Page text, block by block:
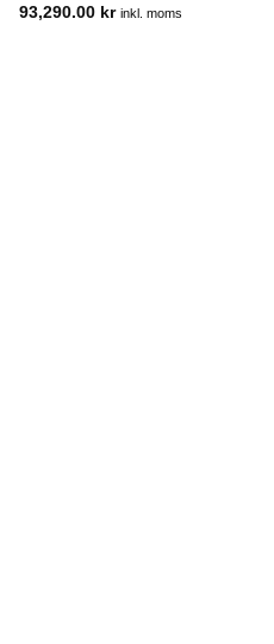
93,290.00 kr inkl. moms